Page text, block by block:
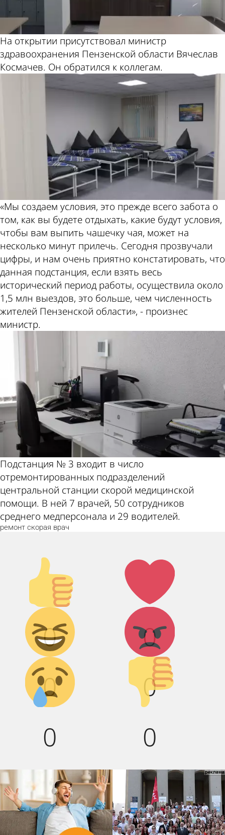
На открытии присутствовал министр
здравоохранения Пензенской области Вячеслав
Космачев. Он обратился к коллегам.
«Мы создаем условия, это прежде всего забота о
том, как вы будете отдыхать, какие будут условия,
чтобы вам выпить чашечку чая, может на
несколько минут прилечь. Сегодня прозвучали
цифры, и нам очень приятно констатировать, что
данная подстанция, если взять весь
исторический период работы, осуществила около
1,5 млн выездов, это больше, чем численность
жителей Пензенской области», - произнес
министр.
Подстанция № 3 входит в число
отремонтированных подразделений
центральной станции скорой медицинской
помощи. В ней 7 врачей, 50 сотрудников
среднего медперсонала и 29 водителей.
ремонт скорая врач
Палец
вверх!
0
Лайк!
0
Дикий
смех!
0
Агрессия!
0
Грусть :(
0
Палец
вниз!
0